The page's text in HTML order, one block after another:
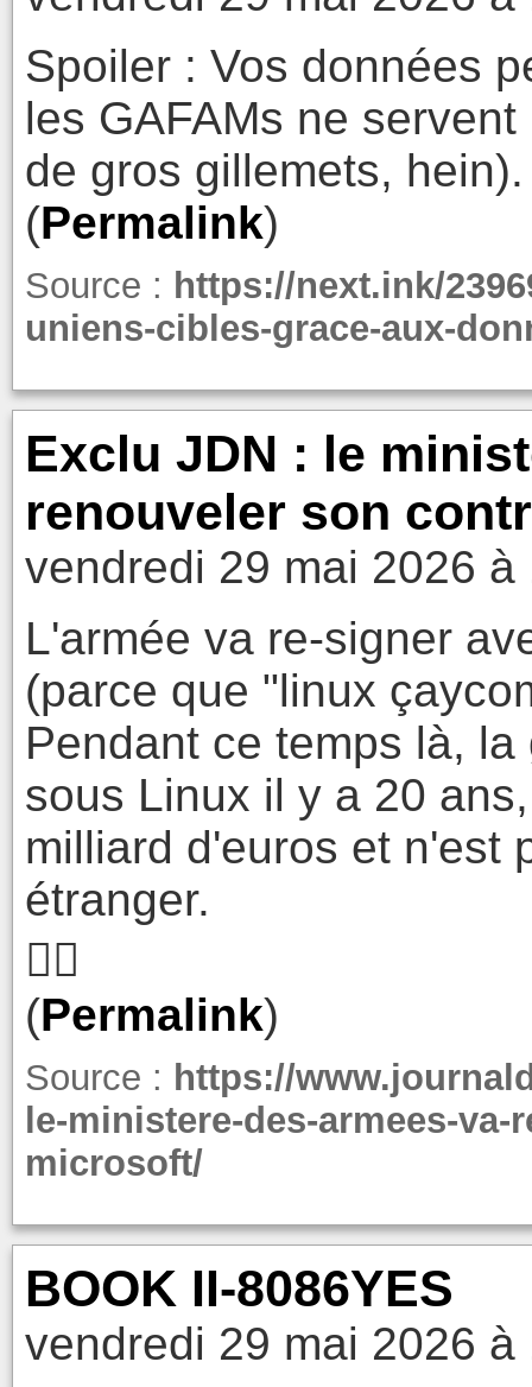
Spoiler : Vos données
les GAFAMs ne
de gros gillemets, hein).
(Permalink)
Source : https://next.ink/
uniens-cibles-grace-aux-
Exclu JDN : le
renouveler son
vendredi 29 mai 2026 à
L'armée va re-signer
(parce que "linux
Pendant ce temps là,
sous Linux il y a 20
milliard d'euros et n'est
étranger.
🤷‍♂️
(Permalink)
Source : https://
le-ministere-des-armees-
microsoft/
BOOK II-8086YES
vendredi 29 mai 2026 à